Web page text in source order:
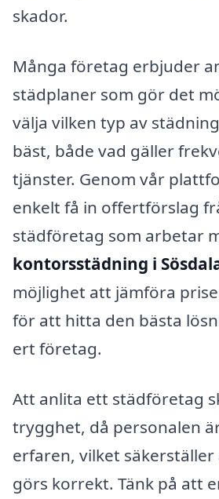
skador.
Många företag erbjuder
städplaner som gör det
välja vilken typ av
bäst, både vad gäller
tjänster. Genom vår
enkelt få in offertförslag
städföretag som arbetar
kontorsstädning i
möjlighet att jämföra
för att hitta den bästa
ert företag.
Att anlita ett städföretag
trygghet, då personalen
erfaren, vilket
görs korrekt. Tänk på att